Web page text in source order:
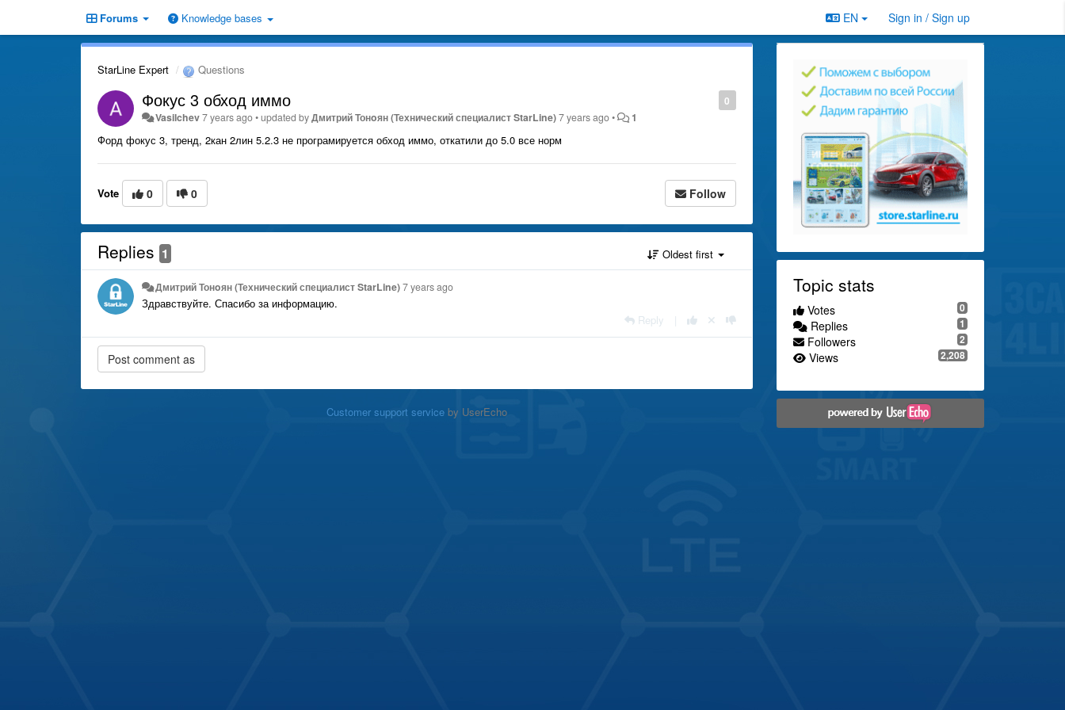
Forums Knowledge bases EN Sign in / Sign up
StarLine Expert Questions
0
Фокус 3 обход иммо
Vasilchev7 years ago•updated byДмитрий Тонoян (Технический специалист StarLine)7 years ago• 1
Форд фокус 3, тренд, 2кан 2лин 5.2.3 не програмируется обход иммо, откатили до 5.0 все норм
Vote 0 0 Follow
Replies 1 Oldest first
Дмитрий Тонoян (Технический специалист StarLine)7 years ago
Здравствуйте. Спасибо за информацию.
Reply
Customer support serviceby UserEcho
Topic stats
0
Votes
1
Replies
2
Followers
2,208
Views